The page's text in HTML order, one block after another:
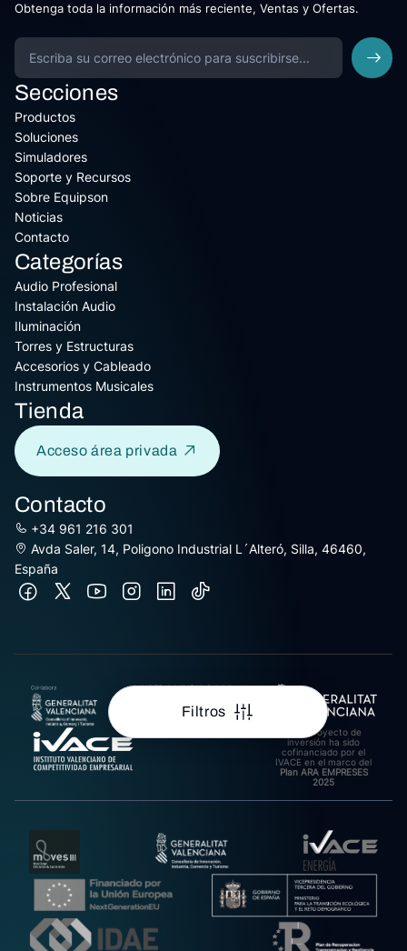
Filtros
Obtenga toda la información más reciente, Ventas y Ofertas.
Secciones
Productos
Soluciones
Simuladores
Soporte y Recursos
Sobre Equipson
Noticias
Contacto
Categorías
Audio Profesional
Instalación Audio
Iluminación
Torres y Estructuras
Accesorios y Cableado
Instrumentos Musicales
Tienda
Acceso área privada
Contacto
+34 961 216 301
Avda Saler, 14, Poligono Industrial L´Alteró, Silla, 46460,
España
AJUDES A L’IMPULS A LA
DE PIMES EXPORTADORES
DE LA COMUNITAT
Este proyecto de
inversión ha sido
cofinanciado por el
IVACE en el marco del
Plan ARA EMPRESES
2025